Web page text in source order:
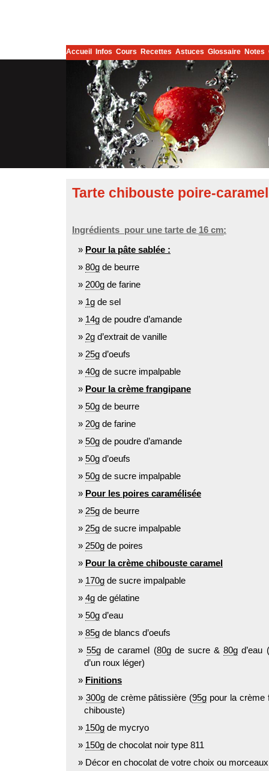
Accueil Infos Cours Recettes Astuces Glossaire Notes
Tarte chibouste poire-caramel
Ingrédients pour une tarte de 16 cm:
Pour la pâte sablée :
80g de beurre
200g de farine
1g de sel
14g de poudre d’amande
2g d’extrait de vanille
25g d’oeufs
40g de sucre impalpable
Pour la crème frangipane
50g de beurre
20g de farine
50g de poudre d’amande
50g d’oeufs
50g de sucre impalpable
Pour les poires caramélisée
25g de beurre
25g de sucre impalpable
250g de poires
Pour la crème chibouste caramel
170g de sucre impalpable
4g de gélatine
50g d’eau
85g de blancs d’oeufs
55g de caramel (80gde sucre &80g d’eau
d’un roux léger)
Finitions
300gde crème pâtissière (95g pour la crème
chibouste)
150g de mycryo
150g de chocolat noir type 811
Décor en chocolat de votre choix ou